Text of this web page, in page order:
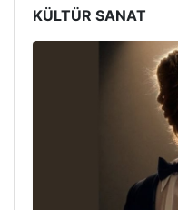
KÜLTÜR SANAT